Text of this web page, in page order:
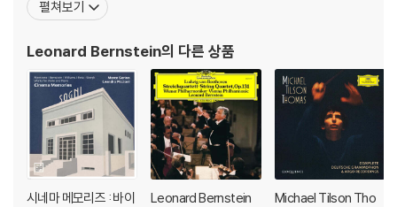
Prall)로 부터 예술을 이해하고 음악을 표현하는데 깊은 영향을 받았
향'이라는 주제로 썼다. 졸업 후에
펼쳐보기
Leonard Bernstein의 다른 상품
시네마 메모리즈 : 바이
Leonard Bernstein
Michael Tilson Tho